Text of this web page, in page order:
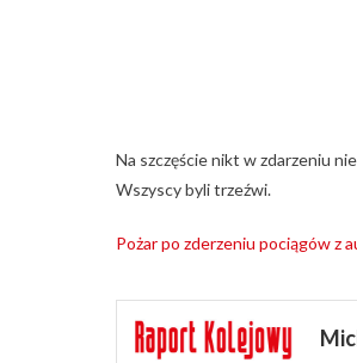
Na szczęście nikt w zdarzeniu
Wszyscy byli trzeźwi.
Pożar po zderzeniu pociągów z